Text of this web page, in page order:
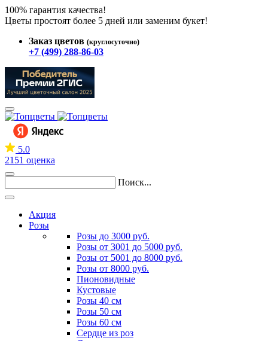
100% гарантия качества!
Цветы простоят более 5 дней или заменим букет!
Заказ цветов (круглосуточно)
+7 (499) 288-86-03
5.0
2151 оценка
Поиск...
Акция
Розы
Розы до 3000 руб.
Розы от 3001 до 5000 руб.
Розы от 5001 до 8000 руб.
Розы от 8000 руб.
Пионовидные
Кустовые
Розы 40 см
Розы 50 см
Розы 60 см
Сердце из роз